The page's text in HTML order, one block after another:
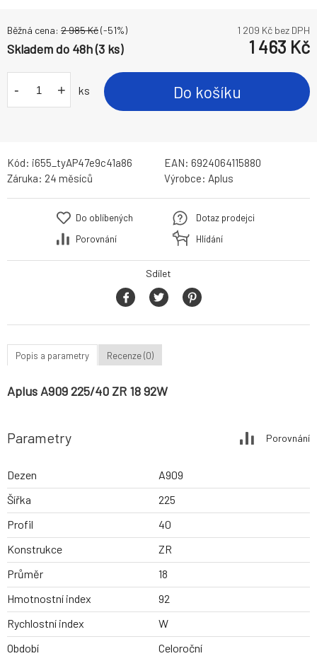
Běžná cena: 2 985Kč(-51%) 1 209 Kč bez DPH
Skladem do 48h (3 ks) 1 463 Kč
- + ks Do košíku
Kód: i655_tyAP47e9c41a86 EAN: 6924064115880
Záruka: 24 měsíců Výrobce: Aplus
Do oblíbených
Porovnání
Dotaz prodejci
Hlídání
Sdílet
Popis a parametry Recenze (0)
Aplus A909 225/40 ZR 18 92W
Parametry Porovnání
Dezen
A909
Šířka
225
Profil
40
Konstrukce
ZR
Průměr
18
Hmotnostní index
92
Rychlostní index
W
Období
Celoroční